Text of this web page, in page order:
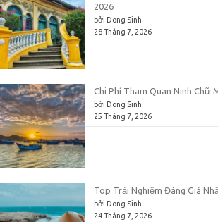
2026
bởi Dong Sinh
28 Tháng 7, 2026
Chi Phí Tham Quan Ninh Chữ
bởi Dong Sinh
25 Tháng 7, 2026
Top Trải Nghiệm Đáng Giá
bởi Dong Sinh
24 Tháng 7, 2026